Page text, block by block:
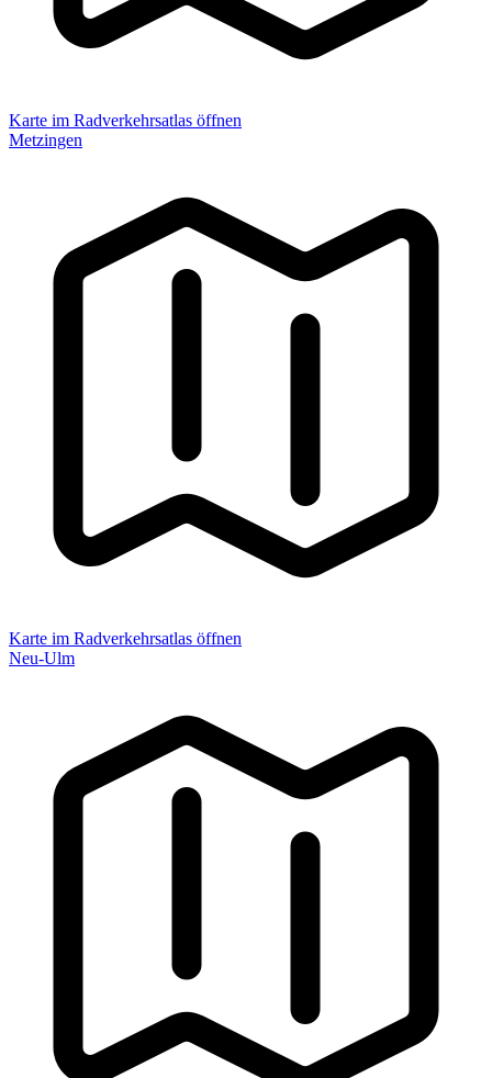
Karte im Radverkehrsatlas öffnen
Metzingen
Karte im Radverkehrsatlas öffnen
Neu-Ulm